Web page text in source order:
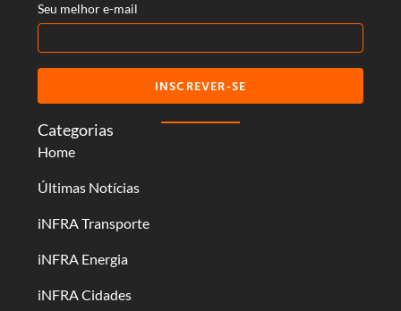
Categorias
Home
Últimas Notícias
iNFRA Transporte
iNFRA Energia
iNFRA Cidades
Seu melhor e-mail
INSCREVER-SE